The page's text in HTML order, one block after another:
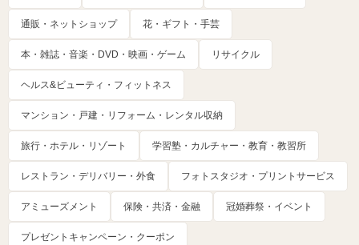
通販・ネットショップ 花・ギフト・手芸
本・雑誌・音楽・DVD・映画・ゲーム リサイクル
ヘルス&ビューティ・フィットネス
マンション・戸建・リフォーム・レンタル収納
旅行・ホテル・リゾート 学習塾・カルチャー・教育・教習所
レストラン・デリバリー・外食 フォトスタジオ・プリントサービス
アミューズメント 保険・共済・金融 冠婚葬祭・イベント
プレゼントキャンペーン・クーポン